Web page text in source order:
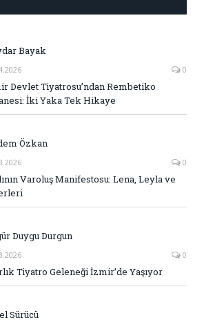
Bayak
0
Devlet Tiyatrosu’ndan Rembetiko
İki Yaka Tek Hikaye
Özkan
0
Varoluş Manifestosu: Lena, Leyla ve
Duygu Durgun
0
Tiyatro Geleneği İzmir’de Yaşıyor
Sürücü